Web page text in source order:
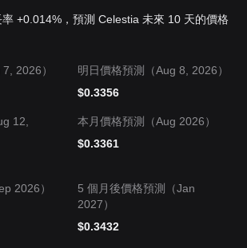
+0.014%，預測 Celestia 未來 10 天的價格
2026）
明日價格預測（Aug 8, 2026）
$0.3356
12,
本月價格預測（Aug 2026）
$0.3361
2026）
5 個月後價格預測（Jan
2027）
$0.3432